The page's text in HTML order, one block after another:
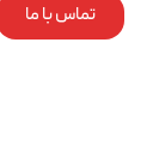
تماس با ما